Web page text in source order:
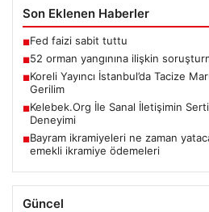
Son Eklenen Haberler
■Fed faizi sabit tuttu
■52 orman yangınına ilişkin
■Koreli Yayıncı İstanbul’da Tacize
Gerilim
■Kelebek.Org İle Sanal İletişimin
Deneyimi
■Bayram ikramiyeleri ne zaman
emekli ikramiye ödemeleri
Güncel